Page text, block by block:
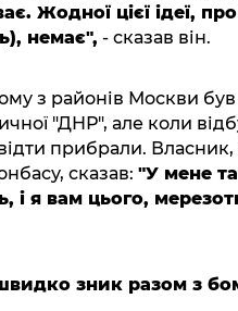
Жодної цієї ідеї,
немає", - сказав він.
з районів Москви був
"ДНР", але коли
прибрали.
сказав: "У мене
і я вам цього,
зник разом з